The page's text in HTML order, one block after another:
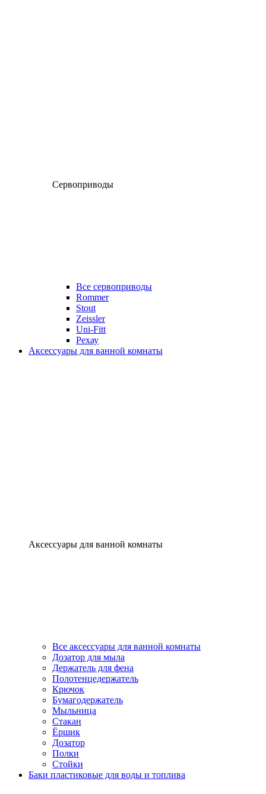
Сервоприводы
Все сервоприводы
Rommer
Stout
Zeissler
Uni-Fitt
Рехау
Аксессуары для ванной комнаты
Аксессуары для ванной комнаты
Все аксессуары для ванной комнаты
Дозатор для мыла
Держатель для фена
Полотенцедержатель
Крючок
Бумагодержатель
Мыльница
Стакан
Ёршик
Дозатор
Полки
Стойки
Баки пластиковые для воды и топлива